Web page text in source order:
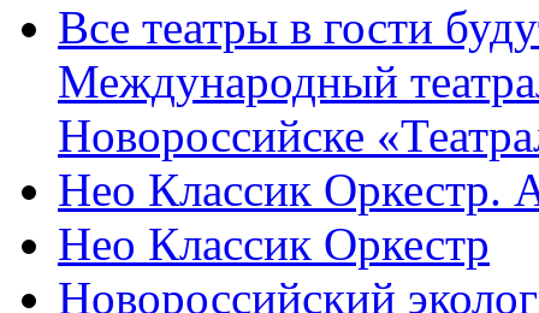
Все театры в гости
Международный
Новороссийске
Нео Классик Оркестр.
Нео Классик Оркестр
Новороссийский